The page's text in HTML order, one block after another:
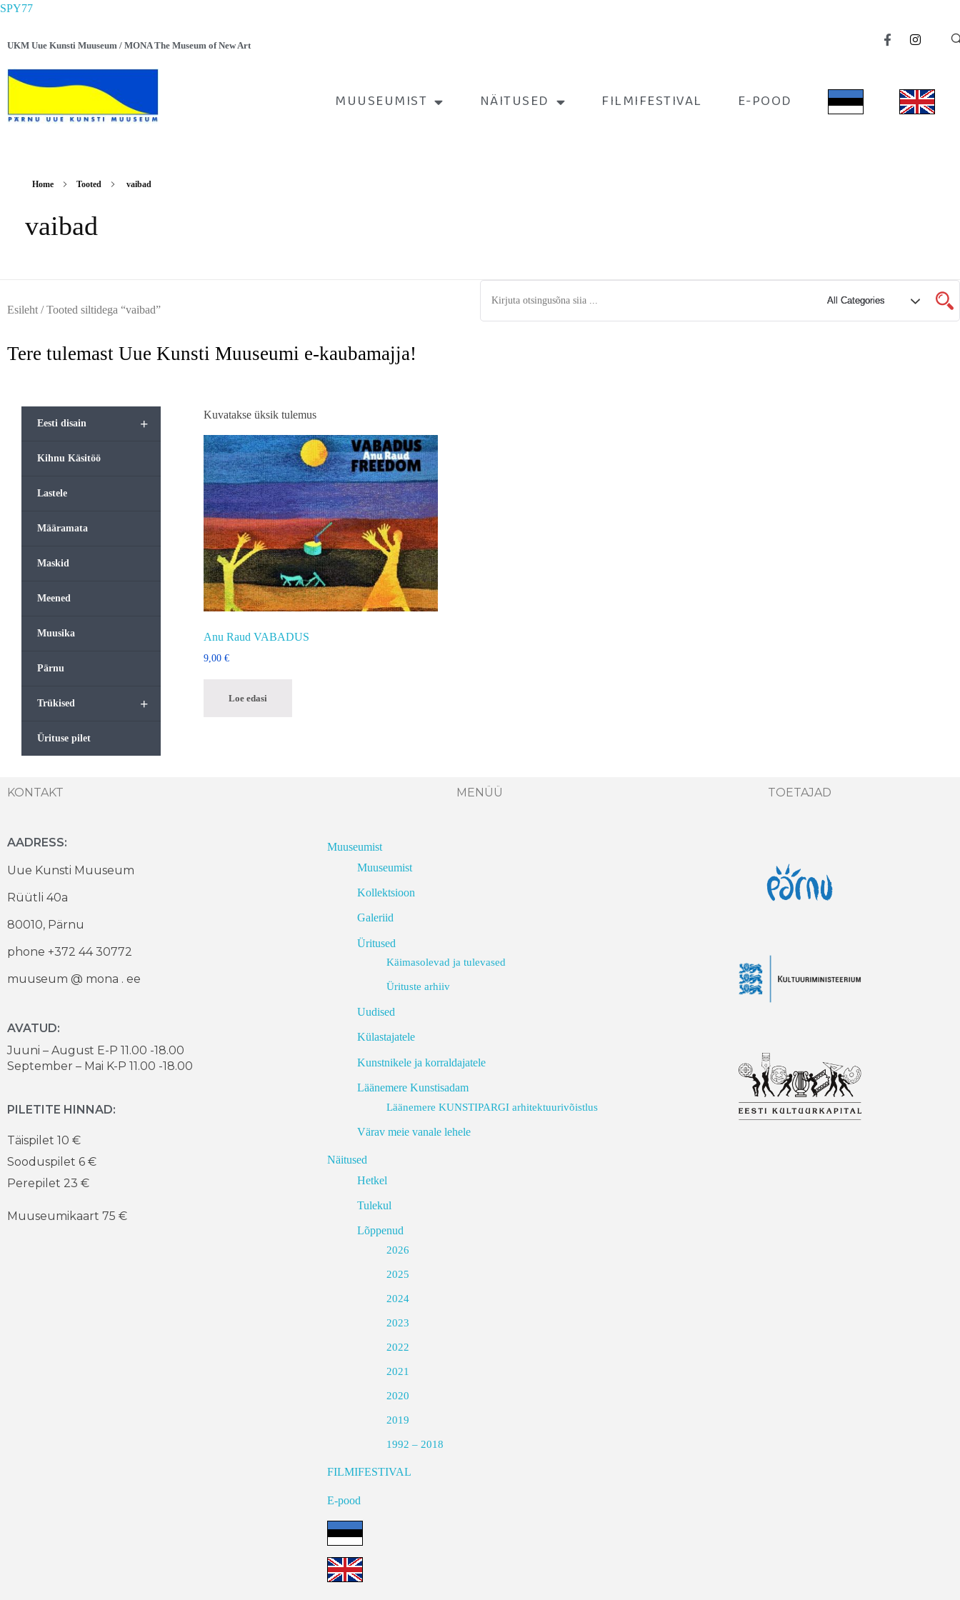
SPY77
UKM Uue Kunsti Muuseum / MONA The Museum of New Art
MUUSEUMIST NÄITUSED FILMIFESTIVAL E-POOD
Home Tooted vaibad
vaibad
Esileht / Tooted siltidega “vaibad”
Tere tulemast Uue Kunsti Muuseumi e-kaubamajja!
+
Eesti disain
Kihnu Käsitöö
Lastele
Määramata
Maskid
Meened
Muusika
Pärnu
+
Trükised
Ürituse pilet
Kuvatakse üksik tulemus
Anu Raud VABADUS
9,00 €
Loe edasi
KONTAKT
AADRESS:
Uue Kunsti Muuseum
Rüütli 40a
80010, Pärnu
phone +372 44 30772
muuseum @ mona . ee
AVATUD:
Juuni – August E-P 11.00 -18.00
September – Mai K-P 11.00 -18.00
PILETITE HINNAD:
Täispilet 10 €
Sooduspilet 6 €
Perepilet 23 €
Muuseumikaart 75 €
MENÜÜ
Muuseumist
Muuseumist
Kollektsioon
Galeriid
Üritused
Käimasolevad ja tulevased
Ürituste arhiiv
Uudised
Külastajatele
Kunstnikele ja korraldajatele
Läänemere Kunstisadam
Läänemere KUNSTIPARGI arhitektuurivõistlus
Värav meie vanale lehele
Näitused
Hetkel
Tulekul
Lõppenud
2026
2025
2024
2023
2022
2021
2020
2019
1992 – 2018
FILMIFESTIVAL
E-pood
TOETAJAD